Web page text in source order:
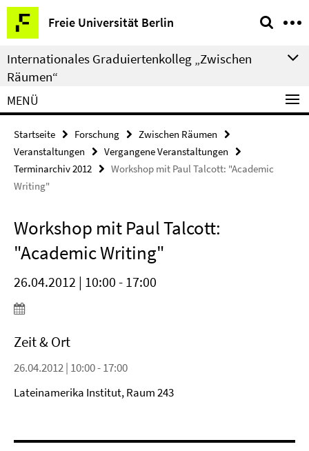
Springe
direkt
zu
Inhalt
Freie Universität Berlin
Service-
Navigation
Internationales Graduiertenkolleg „Zwischen
Räumen“
MENÜ
Startseite Forschung
Zwischen Räumen
Veranstaltungen
Vergangene Veranstaltungen
Terminarchiv 2012
Workshop mit Paul Talcott: "Academic
Writing"
Workshop mit Paul Talcott:
"Academic Writing"
26.04.2012 | 10:00 - 17:00
Zeit & Ort
26.04.2012 | 10:00 - 17:00
Lateinamerika Institut, Raum 243